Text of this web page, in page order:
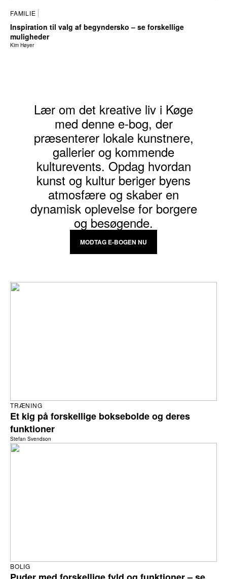
Inspiration til valg af begyndersko – se forskellige
muligheder
FAMILIE
Kim Høyer
Lær om det kreative liv i Køge
med denne e-bog, der
præsenterer lokale kunstnere,
gallerier og kommende
kulturevents. Opdag hvordan
kunst og kultur beriger byens
atmosfære og skaber en
dynamisk oplevelse for borgere
og besøgende.
MODTAG E-BOGEN NU
Et kig på forskellige boksebolde og deres
funktioner
TRÆNING
Stefan Svendson
BOLIG